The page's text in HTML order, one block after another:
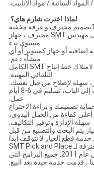
لماذا اخترت شارم هاي؟
1تصميم محترف و غرفة مخفية
2.عملية سهلة الاستخدام ، لا حاجة إلى مهندس SMT محترف ، جهاز
مستوى بدء
إضافية أو جهاز كمبيوتر أو أي
منشأة دعم.
4فعالة من حيث التكلفة، وتخفيض النفقات لامتلاك خط إنتاج SMT الكامل
التلقائي المهنية.
6خدمة إكسبريس دولية مع خدمة الباب إلى الباب، تسليم في 6-8 أيام
عمل.
بكثير أعلى كفاءة من العمل اليدوي،
سهلة الإدارة وتوفير التكاليف.
يتم البحث والتصنيع من قبل
خدمة قطع الغيار لا تتوقف أبدا
10. تشارم هاي هي شركة مصنعة محترفة لـ SMT Pick and Place
machine منذ ، تم إصدار أول p&p في عام 2011. جميع البرامج التي
، قدمت خدمة جيدة بعد البيع.